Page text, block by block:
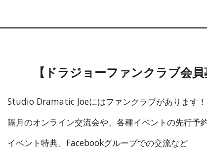
【ドラジョーファンクラブ会員
Studio Dramatic Joeにはファンクラブがあります！
隔月のオンライン交流会や、 各種イベントの先行予
イベント特典、Facebookグループでの交流など